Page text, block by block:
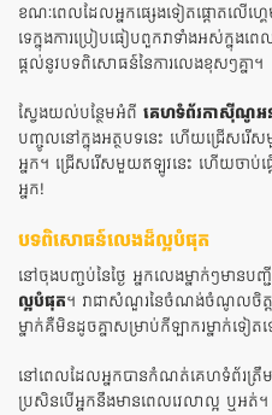
ខណៈពេលដែលអ្នកផ្សេងទៀតផ្តោតលើហ្
ទេក្នុងការប្រៀបធៀបពួកវាទាំងអស់ក្នុងព
ផ្តល់នូវបទពិសោធន៍នៃការលេងខុសៗគ្នា។
ស្វែងយល់បន្ថែមអំពី គេហទំព័រកាស៊ីណូអ
បញ្ចូលនៅក្នុងអត្ថបទនេះ ហើយជ្រើសរើ
អ្នក។ ជ្រើសរើសមួយឥឡូវនេះ ហើយចាប់
អ្នក!
បទពិសោធន៍លេងដ៏ល្អបំផុត
នៅចុងបញ្ចប់នៃថ្ងៃ អ្នកលេងម្នាក់ៗមានបញ្ជី
ល្អបំផុត។ វាជាសំណួរនៃចំណង់ចំណូលចិត្តផ្ទ
ម្នាក់​គឺ​មិន​ដូចគ្នា​សម្រាប់​កីឡាករ​ម្នាក់​ទៀ
នៅពេលដែលអ្នកបានកំណត់គេហទំព័រត្រឹម
ប្រសិនបើអ្នកនឹងមានពេលវេលាល្អ ឬអត់។